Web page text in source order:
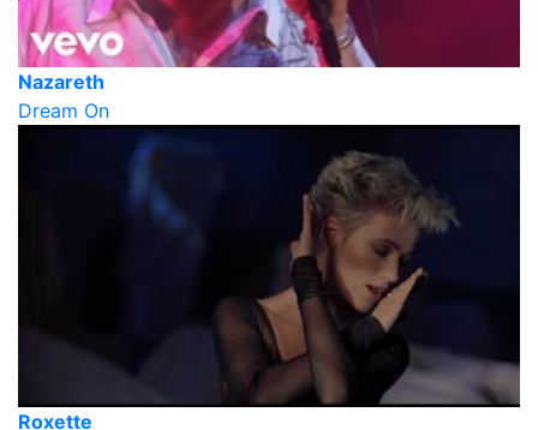
Nazareth
Dream On
Roxette